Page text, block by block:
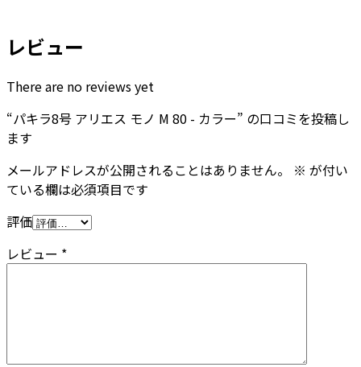
レビュー
There are no reviews yet
“パキラ8号 アリエス モノ M 80 - カラー” の口コミを投稿し
ます
メールアドレスが公開されることはありません。
※ が付い
ている欄は必須項目です
評価
レビュー *